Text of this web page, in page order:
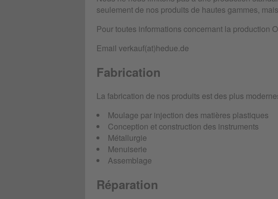
seulement de nos produits de hautes gammes,
Pour toutes informations concernant la production
Email verkauf(at)hedue.de
Fabrication
La fabrication de nos produits est des plus
Moulage par injection des matières plastiques
Conception et construction des instruments
Métallurgie
Menuiserie
Assemblage
Réparation